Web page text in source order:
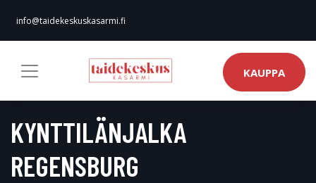
info@taidekeskuskasarmi.fi
KAUPPA
KYNTTILÄNJALKA
REGENSBURG